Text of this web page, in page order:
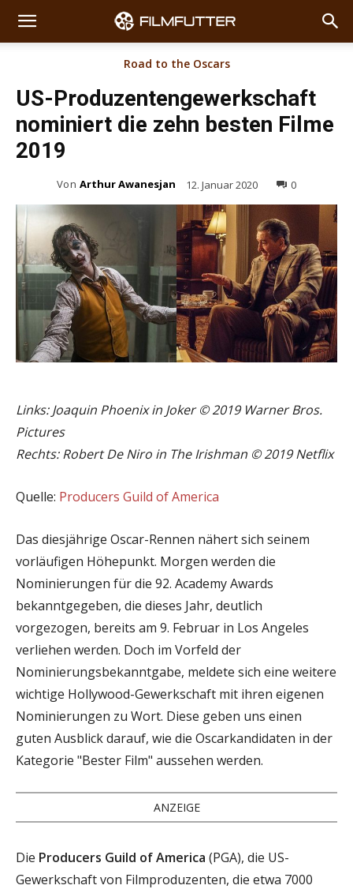
Road to the Oscars
US-Produzentengewerkschaft
nominiert die zehn besten Filme
2019
Von Arthur Awanesjan 12. Januar 2020 0
Links: Joaquin Phoenix in Joker © 2019 Warner Bros.
Pictures
Rechts: Robert De Niro in The Irishman © 2019 Netflix
Quelle: Producers Guild of America
Das diesjährige Oscar-Rennen nähert sich seinem
vorläufigen Höhepunkt. Morgen werden die
Nominierungen für die 92. Academy Awards
bekanntgegeben, die dieses Jahr, deutlich
vorgezogen, bereits am 9. Februar in Los Angeles
verliehen werden. Doch im Vorfeld der
Nominierungsbekanntgabe, meldete sich eine weitere
wichtige Hollywood-Gewerkschaft mit ihren eigenen
Nominierungen zu Wort. Diese geben uns einen
guten Ausblick darauf, wie die Oscarkandidaten in der
Kategorie "Bester Film" aussehen werden.
ANZEIGE
Die Producers Guild of America (PGA), die US-
Gewerkschaft von Filmproduzenten, die etwa 7000